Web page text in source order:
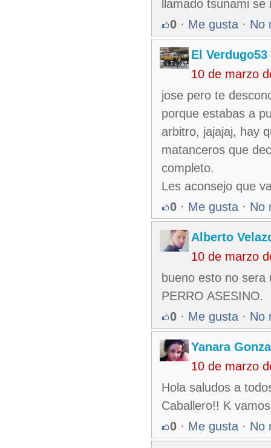
llamado tsunami se
0 · Me gusta · No
El Verdugo53
10 de marzo
jose pero te
porque estabas a
arbitro, jajajaj, hay
matanceros que
completo.
Les aconsejo que
0 · Me gusta · No
Alberto
10 de marzo
bueno esto no
PERRO ASESINO.
0 · Me gusta · No
Yanara
10 de marzo
Hola saludos a
Caballero!! K
0 · Me gusta · No